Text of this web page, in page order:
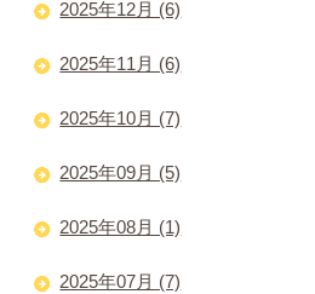
2025年12月 (6)
2025年11月 (6)
2025年10月 (7)
2025年09月 (5)
2025年08月 (1)
2025年07月 (7)